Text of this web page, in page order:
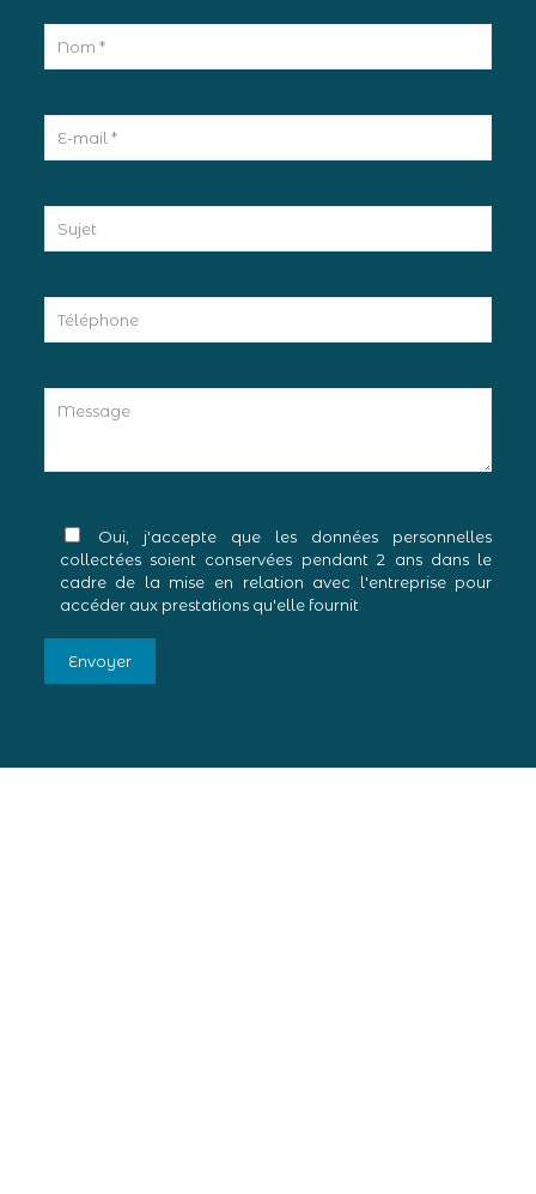
Oui, j'accepte que les données personnelles
collectées soient conservées pendant 2 ans dans le
cadre de la mise en relation avec l'entreprise pour
accéder aux prestations qu'elle fournit